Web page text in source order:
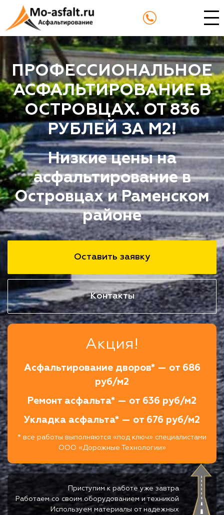
ПРОФЕССИОНАЛЬНОЕ
АСФАЛЬТИРОВАНИЕ В
ОСТРОВЦАХ. ОТ 836
РУБЛЕЙ ЗА М2!
Низкие цены на
асфальтирование в
Островцах и Раменском
районе
Оставить заявку
Контакты
Акция!
Асфальтирование дворов* — от 686
руб/м2
Ремонт асфальта* — от 636 руб/м2
Укладка асфальта* — от 676 руб/м2
* все работы выполняются «под ключ» специалистами
ООО «Дорожные Технологии»
Приступим к работе уже завтра
Работаем со своим оборудованием и техникой
Используем материалы от надежных